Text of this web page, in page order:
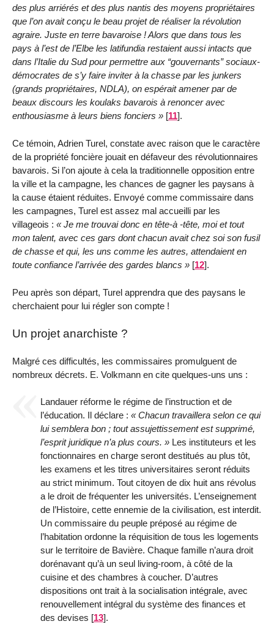
des plus arriérés et des plus nantis des moyens propriétaires
que l’on avait conçu le beau projet de réaliser la révolution
agraire. Juste en terre bavaroise ! Alors que dans tous les
pays à l’est de l’Elbe les latifundia restaient aussi intacts que
dans l’Italie du Sud pour permettre aux gouvernants sociaux-
démocrates de s’y faire inviter à la chasse par les junkers
(grands propriétaires, NDLA), on espérait amener par de
beaux discours les koulaks bavarois à renoncer avec
enthousiasme à leurs biens fonciers
[11].
Ce témoin, Adrien Turel, constate avec raison que le caractère
de la propriété foncière jouait en défaveur des révolutionnaires
bavarois. Si l’on ajoute à cela la traditionnelle opposition entre
la ville et la campagne, les chances de gagner les paysans à
la cause étaient réduites. Envoyé comme commissaire dans
les campagnes, Turel est assez mal accueilli par les
villageois :
Je me trouvai donc en tête-à -tête, moi et tout
mon talent, avec ces gars dont chacun avait chez soi son fusil
de chasse et qui, les uns comme les autres, attendaient en
toute confiance l’arrivée des gardes blancs
[12].
Peu après son départ, Turel apprendra que des paysans le
cherchaient pour lui régler son compte !
Un projet anarchiste ?
Malgré ces difficultés, les commissaires promulguent de
nombreux décrets. E. Volkmann en cite quelques-uns uns :
Landauer réforme le régime de l’instruction et de
l’éducation. Il déclare :
Chacun travaillera selon ce qui
lui semblera bon ; tout assujettissement est supprimé,
l’esprit juridique n’a plus cours.
Les instituteurs et les
fonctionnaires en charge seront destitués au plus tôt,
les examens et les titres universitaires seront réduits
au strict minimum. Tout citoyen de dix huit ans révolus
a le droit de fréquenter les universités. L’enseignement
de l’Histoire, cette ennemie de la civilisation, est interdit.
Un commissaire du peuple préposé au régime de
l’habitation ordonne la réquisition de tous les logements
sur le territoire de Bavière. Chaque famille n’aura droit
dorénavant qu’à un seul living-room, à côté de la
cuisine et des chambres à coucher. D’autres
dispositions ont trait à la socialisation intégrale, avec
renouvellement intégral du système des finances et
des devises [13].